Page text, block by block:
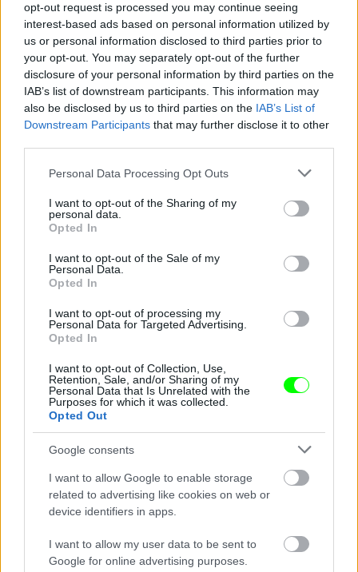
opt-out request is processed you may continue seeing
interest-based ads based on personal information utilized by
us or personal information disclosed to third parties prior to
your opt-out. You may separately opt-out of the further
disclosure of your personal information by third parties on the
IAB’s list of downstream participants. This information may
also be disclosed by us to third parties on the IAB’s List of
Downstream Participants that may further disclose it to other
Please note that this website/app uses one or more Google
not limited to your visit or usage behaviour. You may click to
grant or deny consent to Google and its third-party tags to
use your data for below specified purposes in below Google
consent section.
Personal Data Processing Opt Outs
I want to opt-out of the Sharing of my
personal data.
Opted In
I want to opt-out of the Sale of my
Personal Data.
Opted In
I want to opt-out of processing my
Personal Data for Targeted Advertising.
Opted In
I want to opt-out of Collection, Use,
Retention, Sale, and/or Sharing of my
Personal Data that Is Unrelated with the
Purposes for which it was collected.
Opted Out
Google consents
I want to allow Google to enable storage
related to advertising like cookies on web or
device identifiers in apps.
I want to allow my user data to be sent to
Google for online advertising purposes.